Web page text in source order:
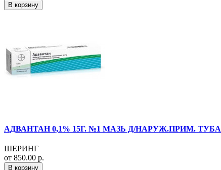
В корзину
АДВАНТАН 0,1% 15Г. №1 МАЗЬ Д/НАРУЖ.ПРИМ. ТУБА
ШЕРИНГ
от 850.00 р.
В корзину